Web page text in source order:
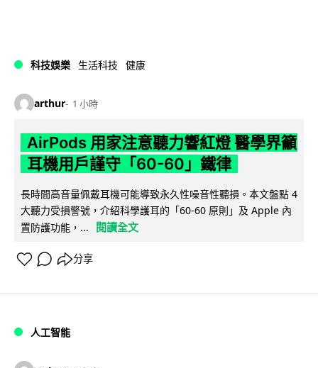
科技娛樂 生活科技 健康
arthur 1 小時
AirPods 用家注意聽力響紅燈 醫學界籲
耳機用戶謹守「60-60」鐵律
長時間高音量佩戴耳機可能導致永久性噪音性聽損。本文盤點 4
大聽力受損警號，介紹科學護耳的「60-60 原則」及 Apple 內
置防護功能，...
閱讀全文
分享
人工智能